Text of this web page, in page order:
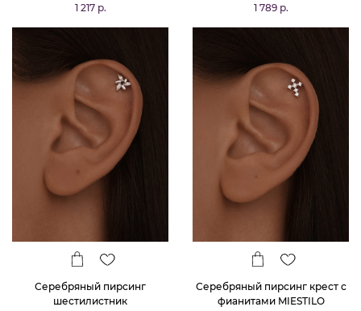
1 217 р. 1 789 р.
Серебряный пирсинг
шестилистник
Серебряный пирсинг крест с
фианитами MIESTILO